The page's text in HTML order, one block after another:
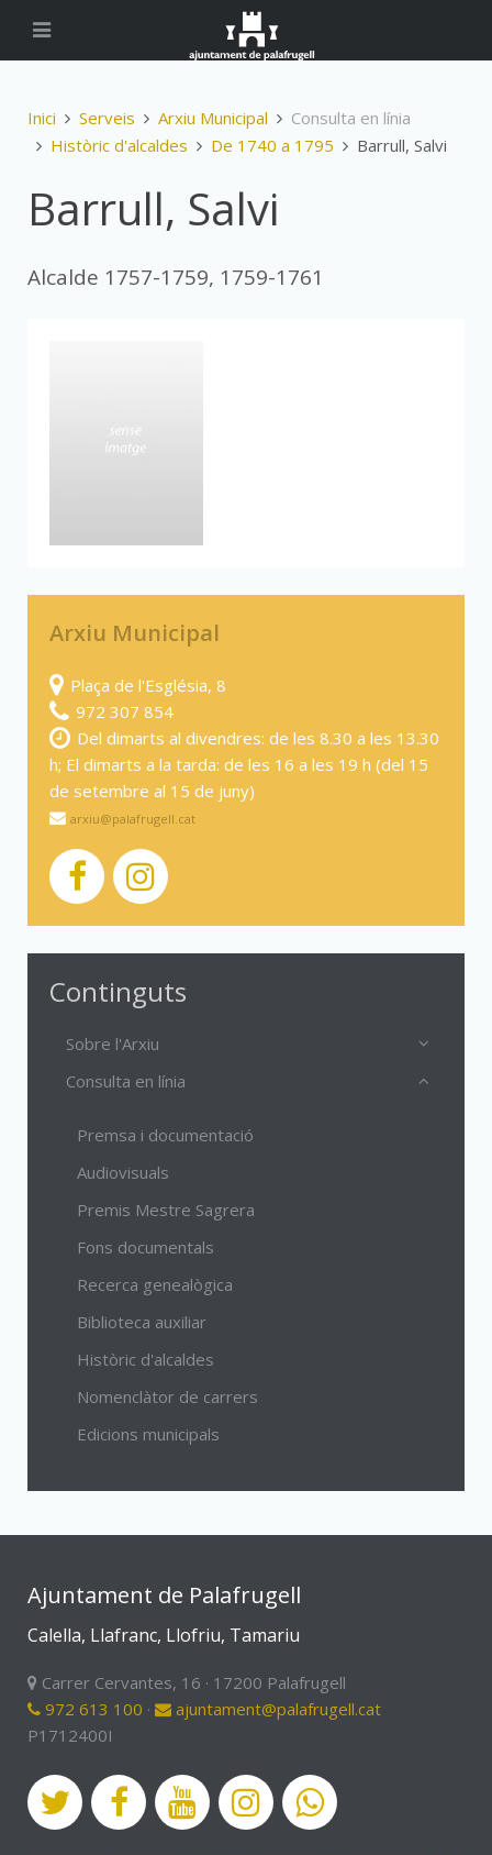
Inici Serveis Arxiu Municipal
Consulta en línia
Històric d'alcaldes
De 1740 a 1795 Barrull, Salvi
Barrull, Salvi
Alcalde 1757-1759, 1759-1761
Arxiu Municipal
Plaça de l'Església, 8
972 307 854
Del dimarts al divendres: de les 8.30 a les 13.30
h; El dimarts a la tarda: de les 16 a les 19 h (del 15
de setembre al 15 de juny)
arxiu@palafrugell.cat
Continguts
Sobre l'Arxiu
Consulta en línia
Premsa i documentació
Audiovisuals
Premis Mestre Sagrera
Fons documentals
Recerca genealògica
Biblioteca auxiliar
Històric d'alcaldes
Nomenclàtor de carrers
Edicions municipals
Ajuntament de Palafrugell
Calella, Llafranc, Llofriu, Tamariu
Carrer Cervantes, 16 · 17200 Palafrugell
972 613 100 ·
ajuntament@palafrugell.cat
P1712400I